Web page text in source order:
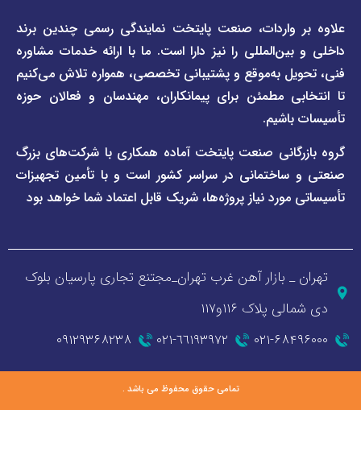
صنعت پایتخت نمایندگی رسمی چندین برند
را نیز دارا است. ما با ارائه خدمات مشاوره
به‌موقع و پشتیبانی تخصصی، همواره تلاش می‌کنیم
مطمئن برای پیمانکاران، مهندسان و فعالان حوزه
صنعت پایتخت آماده همکاری با شرکت‌های بزرگ
در سراسر کشور است و با تأمین تجهیزات
نیاز پروژه‌ها، شریک قابل اعتماد شما خواهد بود
پول
بازار آهن غرب تهران_مجتنع تجاری پارسیان بلوک
۱۱۶و۱۱۷
٦٦١٩٣٩٧٢-٠٢١ ۰۹۱۲۹۳۶۸۲۳۸
تمامی حقوق محفوظ می باشد .